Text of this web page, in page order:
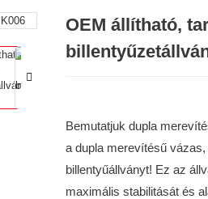
Loading...
Loading...
OEM állítható,
Bemutatjuk dupla
a dupla merevítésű
billentyűállványt! Ez az
maximális stabilitását és